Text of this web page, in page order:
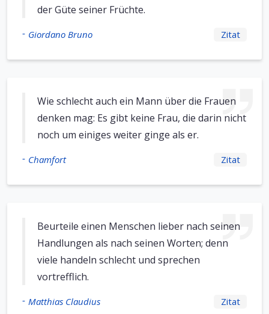
der Güte seiner Früchte.
- Giordano Bruno Zitat
Wie schlecht auch ein Mann über die Frauen
denken mag: Es gibt keine Frau, die darin nicht
noch um einiges weiter ginge als er.
- Chamfort Zitat
Beurteile einen Menschen lieber nach seinen
Handlungen als nach seinen Worten; denn
viele handeln schlecht und sprechen
vortrefflich.
- Matthias Claudius Zitat